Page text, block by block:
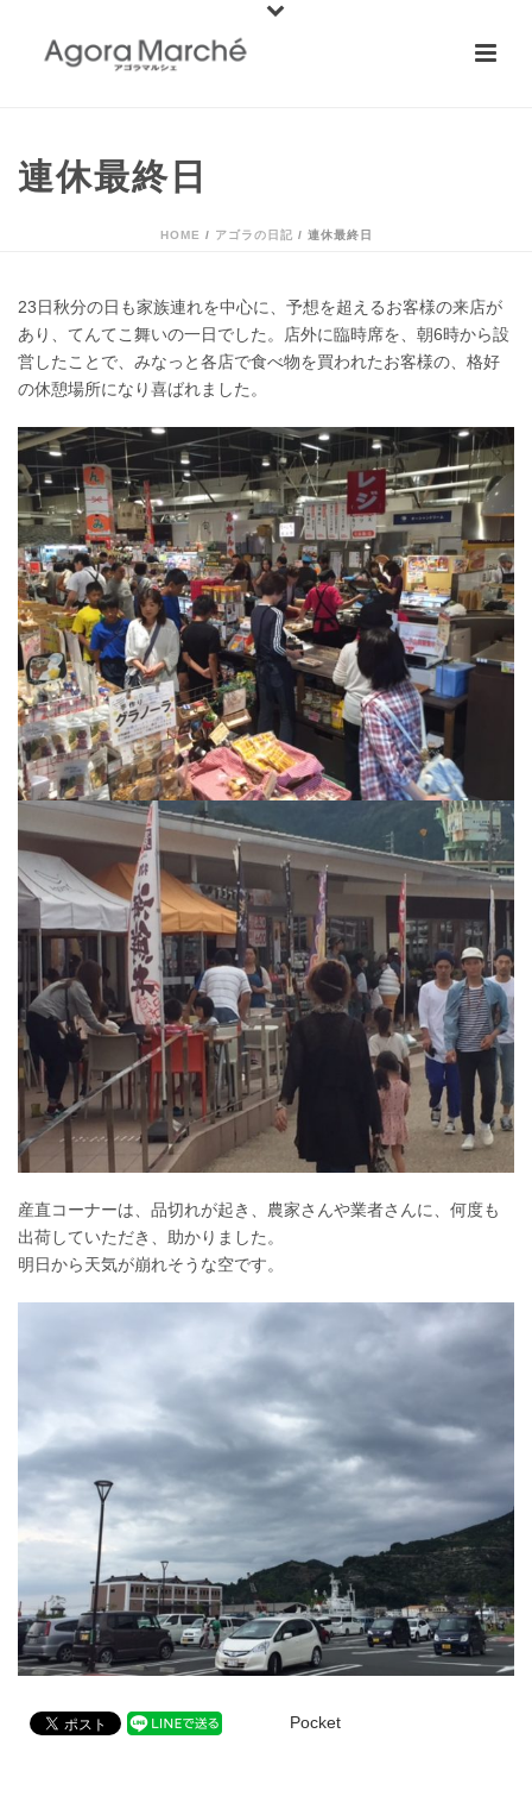
連休最終日
HOME / アゴラの日記 / 連休最終日
23日秋分の日も家族連れを中心に、予想を超えるお客様の来店が
あり、てんてこ舞いの一日でした。店外に臨時席を、朝6時から設
営したことで、みなっと各店で食べ物を買われたお客様の、格好
の休憩場所になり喜ばれました。
産直コーナーは、品切れが起き、農家さんや業者さんに、何度も
出荷していただき、助かりました。
明日から天気が崩れそうな空です。
Pocket